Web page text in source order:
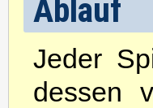
Ablauf
Jeder
dessen